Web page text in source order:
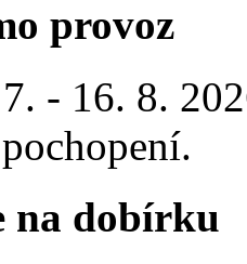
provoz
- 16. 8.
na dobírku